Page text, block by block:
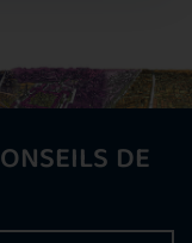
DE